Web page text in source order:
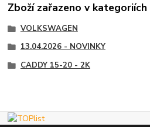
Zboží zařazeno v kategoriích
VOLKSWAGEN
13.04.2026 - NOVINKY
CADDY 15-20 - 2K